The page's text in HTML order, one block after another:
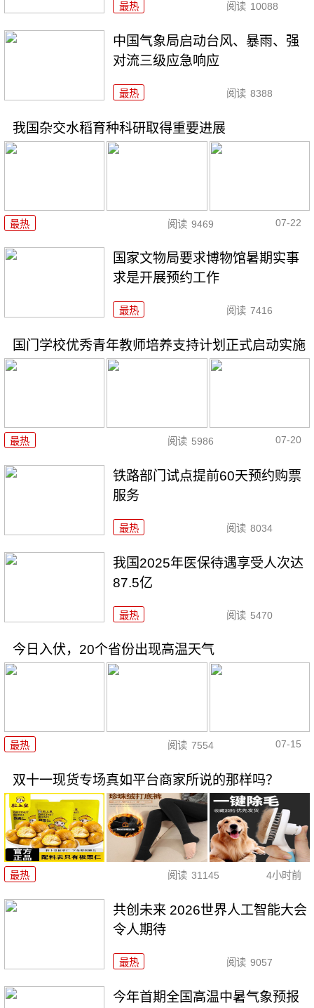
最热 阅读 10088
中国气象局启动台风、暴雨、强
对流三级应急响应
最热 阅读 8388
我国杂交水稻育种科研取得重要进展
最热 阅读 9469 07-22
国家文物局要求博物馆暑期实事
求是开展预约工作
最热 阅读 7416
国门学校优秀青年教师培养支持计划正式启动实施
最热 阅读 5986 07-20
铁路部门试点提前60天预约购票
服务
最热 阅读 8034
我国2025年医保待遇享受人次达
87.5亿
最热 阅读 5470
今日入伏，20个省份出现高温天气
最热 阅读 7554 07-15
双十一现货专场真如平台商家所说的那样吗？
最热 阅读 31145 4小时前
共创未来 2026世界人工智能大会
令人期待
最热 阅读 9057
今年首期全国高温中暑气象预报